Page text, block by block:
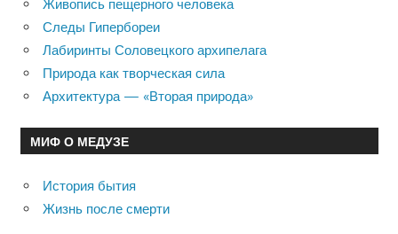
Живопись пещерного человека
Следы Гипербореи
Лабиринты Соловецкого архипелага
Природа как творческая сила
Архитектура — «Вторая природа»
МИФ О МЕДУЗЕ
История бытия
Жизнь после смерти